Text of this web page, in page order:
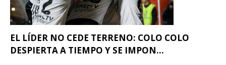
EL LÍDER NO CEDE TERRENO: COLO COLO
DESPIERTA A TIEMPO Y SE IMPON...